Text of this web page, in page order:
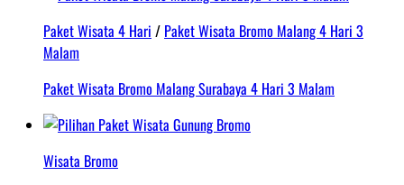
Paket Wisata 4 Hari / Paket Wisata Bromo Malang 4 Hari 3
Malam
Paket Wisata Bromo Malang Surabaya 4 Hari 3 Malam
Wisata Bromo